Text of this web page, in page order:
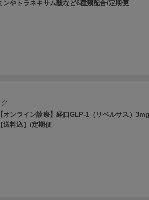
ンやトラネキサム酸など6種類配合/定期便
【オンライン診療】経口GLP-1（リベルサス）
［送料込］/定期便